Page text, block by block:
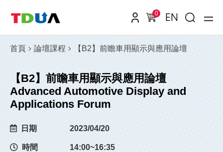
0 EN
首頁 論壇課程 【B2】前瞻車用顯示與應用論壇
【B2】前瞻車用顯示與應用論壇
Advanced Automotive Display and
Applications Forum
日期 2023/04/20
時間 14:00~16:35